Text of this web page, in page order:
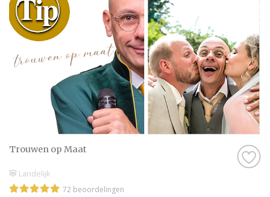
Trouwen op Maat
Landelijk
72 beoordelingen